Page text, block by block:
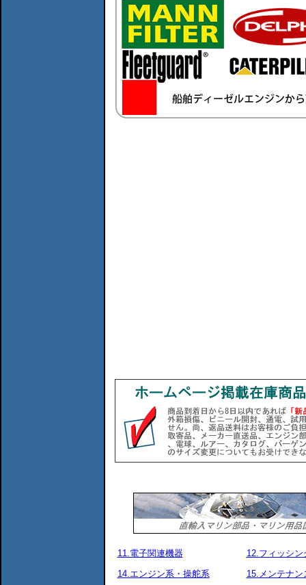
11.電子関連機器
12.フィッシン
14.エンジン系・操舵系
15.メンテナン